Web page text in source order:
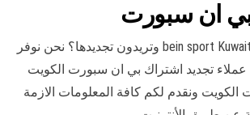
بي ان سبورت
هل أعجبتكم خدمة bein sport Kuwait وتريدون تجديدها؟ نحن نوفر
تجديد اشتراك بي ان سبورت الكويت
الكويت ونقدم لكم كافة المعلومات الازمة